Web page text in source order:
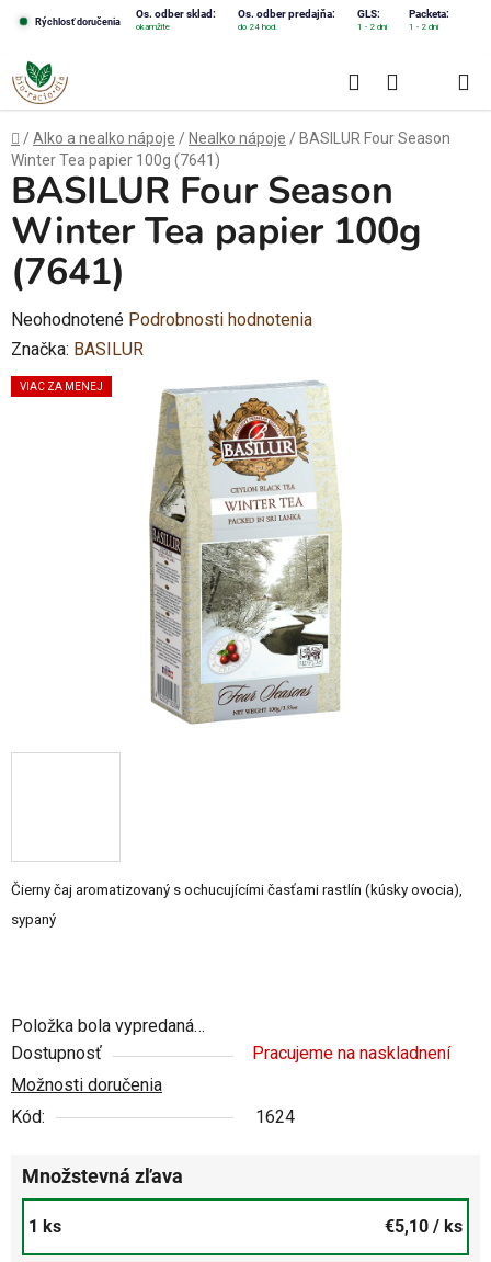
obsah
Rýchlosť doručenia
Os. odber sklad: Os. odber predajňa: GLS: Packeta:
okamžite do 24 hod. 1 - 2 dni 1 - 2 dni
Hľadať
KOŠÍK
Domov
/Alko a nealko nápoje / Nealko nápoje / BASILUR Four Season
Winter Tea papier 100g (7641)
Čierny čaj aromatizovaný s ochucujícími časťami rastlín (kúsky ovocia),
sypaný
Položka bola vypredaná…
Dostupnosť
Pracujeme na naskladnení
Možnosti doručenia
Kód:
1624
Množstevná zľava
1 ks €5,10 / ks
BASILUR Four Season
Winter Tea papier 100g
(7641)
Priemerné
hodnotenie
produktu
Neohodnotené Podrobnosti hodnotenia
Značka: BASILUR
VIAC ZA MENEJ